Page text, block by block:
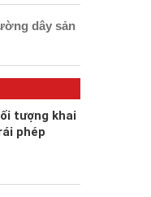
dây sản
tượng khai
phép